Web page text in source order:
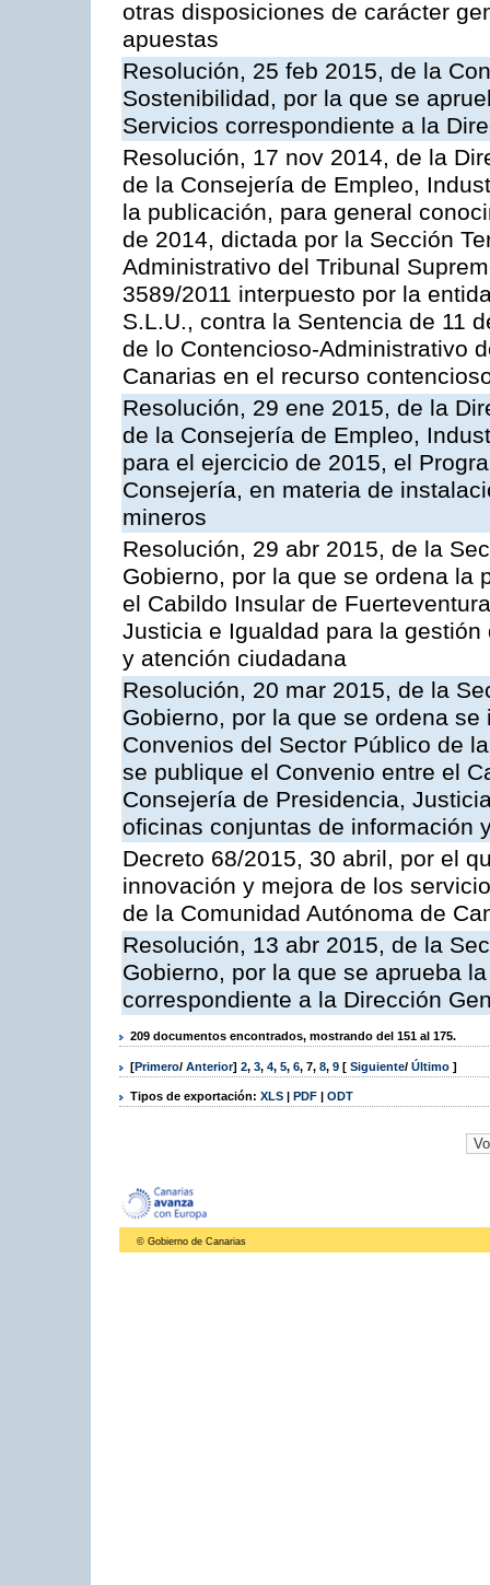
otras disposiciones de carácter
apuestas
Resolución, 25 feb 2015, de la
Sostenibilidad, por la que se
Servicios correspondiente a la
Resolución, 17 nov 2014, de la
de la Consejería de Empleo,
la publicación, para general
de 2014, dictada por la Sección
Administrativo del Tribunal
3589/2011 interpuesto por la
S.L.U., contra la Sentencia de 11
de lo Contencioso-Administrativo
Canarias en el recurso
Resolución, 29 ene 2015, de la
de la Consejería de Empleo,
para el ejercicio de 2015, el
Consejería, en materia de
mineros
Resolución, 29 abr 2015, de la
Gobierno, por la que se ordena la
el Cabildo Insular de
Justicia e Igualdad para la
y atención ciudadana
Resolución, 20 mar 2015, de la
Gobierno, por la que se ordena
Convenios del Sector Público de
se publique el Convenio entre el
Consejería de Presidencia,
oficinas conjuntas de información
Decreto 68/2015, 30 abril, por el
innovación y mejora de los
de la Comunidad Autónoma de
Resolución, 13 abr 2015, de la
Gobierno, por la que se aprueba
correspondiente a la Dirección
209 documentos encontrados, mostrando del 151 al 175.
[Primero/ Anterior] 2, 3, 4, 5, 6, 7, 8, 9 [ Siguiente/ Último ]
Tipos de exportación: XLS | PDF | ODT
© Gobierno de Canarias